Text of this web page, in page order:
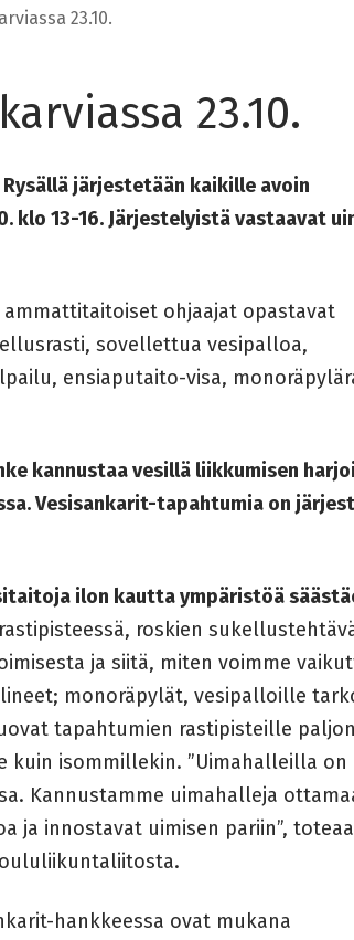
23.10.
23.10.
järjestetään kaikille avoin
klo 13-16. Järjestelyistä vastaavat
ohjaajat opastavat
sovellettua vesipalloa,
ensiaputaito-visa,
kannustaa vesillä liikkumisen
Vesisankarit-tapahtumia on
ilon kautta ympäristöä
roskien
ja siitä, miten voimme
monoräpylät, vesipalloille
tapahtumien rastipisteille paljon
kuin isommillekin. ”Uimahalleilla on
Kannustamme uimahalleja
ja innostavat uimisen pariin”, toteaa
hankkeessa ovat mukana